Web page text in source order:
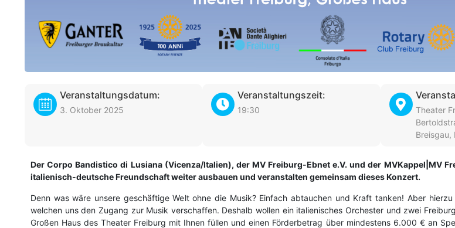
Veranstaltungsdatum:
3. Oktober 2025
Veranstaltungszeit:
19:30
Theater
Breisgau,
Der Corpo Bandistico di Lusiana (Vicenza/Italien), der MV Freiburg-Ebnet e.V. und der MVKappel|MV
italienisch-deutsche Freundschaft weiter ausbauen und veranstalten gemeinsam dieses Konzert.
Denn was wäre unsere geschäftige Welt ohne die Musik? Einfach abtauchen und Kraft tanken! Aber
welchen uns den Zugang zur Musik verschaffen. Deshalb wollen ein italienisches Orchester und zwei
Großen Haus des Theater Freiburg mit Ihnen füllen und einen Förderbetrag über mindestens 6.000 € an